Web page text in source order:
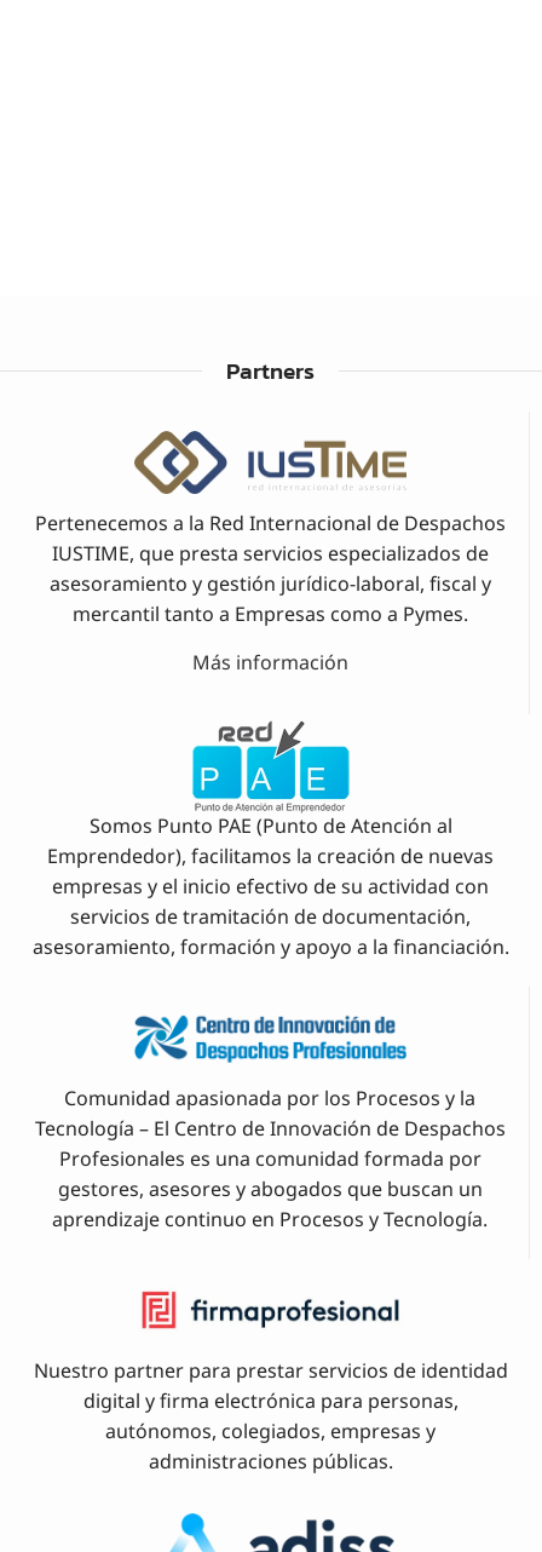
Partners
Pertenecemos a la Red Internacional de Despachos
IUSTIME, que presta servicios especializados de
asesoramiento y gestión jurídico-laboral, fiscal y
mercantil tanto a Empresas como a Pymes.
Más información
Somos Punto PAE (Punto de Atención al
Emprendedor), facilitamos la creación de nuevas
empresas y el inicio efectivo de su actividad con
servicios de tramitación de documentación,
asesoramiento, formación y apoyo a la financiación.
Comunidad apasionada por los Procesos y la
Tecnología – El Centro de Innovación de Despachos
Profesionales es una comunidad formada por
gestores, asesores y abogados que buscan un
aprendizaje continuo en Procesos y Tecnología.
Nuestro partner para prestar servicios de identidad
digital y firma electrónica para personas,
autónomos, colegiados, empresas y
administraciones públicas.